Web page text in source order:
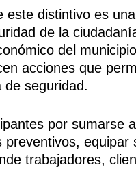
este distintivo es
de la
del
acciones que
de seguridad.
por sumarse
trabajadores,